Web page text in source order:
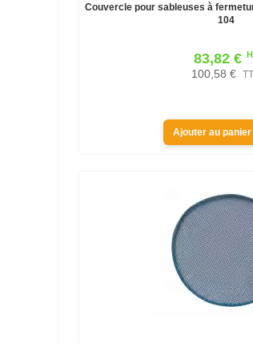
Couvercle pour sableuses à
104
83,82 €
100,58 €
Ajouter au panier